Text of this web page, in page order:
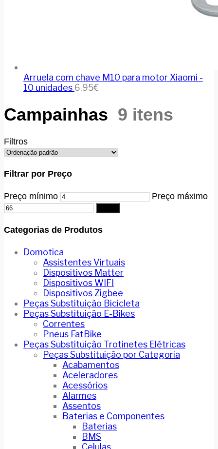
Arruela com chave M10 para motor Xiaomi -
10 unidades 6,95€
Campainhas 9 itens
Filtros
Filtrar por Preço
Preço mínimo Preço máximo
Categorias de Produtos
Domotica
Assistentes Virtuais
Dispositivos Matter
Dispositivos WIFI
Dispositivos Zigbee
Peças Substituição Bicicleta
Peças Substituição E-Bikes
Correntes
Pneus FatBike
Peças Substituição Trotinetes Elétricas
Peças Substituição por Categoria
Acabamentos
Aceleradores
Acessórios
Alarmes
Assentos
Baterias e Componentes
Baterias
BMS
Celulas